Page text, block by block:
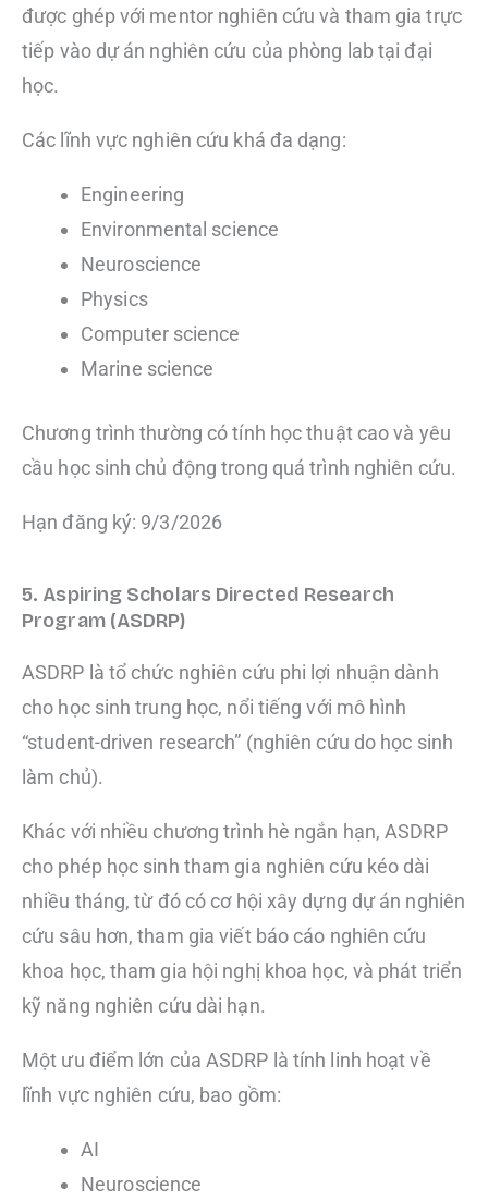
được ghép với mentor nghiên cứu và tham gia trực
tiếp vào dự án nghiên cứu của phòng lab tại đại
học.
Các lĩnh vực nghiên cứu khá đa dạng:
Engineering
Environmental science
Neuroscience
Physics
Computer science
Marine science
Chương trình thường có tính học thuật cao và yêu
cầu học sinh chủ động trong quá trình nghiên cứu.
Hạn đăng ký: 9/3/2026
5. Aspiring Scholars Directed Research
Program (ASDRP)
ASDRP là tổ chức nghiên cứu phi lợi nhuận dành
cho học sinh trung học, nổi tiếng với mô hình
“student-driven research” (​​nghiên cứu do học sinh
làm chủ).
Khác với nhiều chương trình hè ngắn hạn, ASDRP
cho phép học sinh tham gia nghiên cứu kéo dài
nhiều tháng, từ đó có cơ hội xây dựng dự án nghiên
cứu sâu hơn, tham gia viết báo cáo nghiên cứu
khoa học, tham gia hội nghị khoa học, và phát triển
kỹ năng nghiên cứu dài hạn.
Một ưu điểm lớn của ASDRP là tính linh hoạt về
lĩnh vực nghiên cứu, bao gồm:
AI
Neuroscience